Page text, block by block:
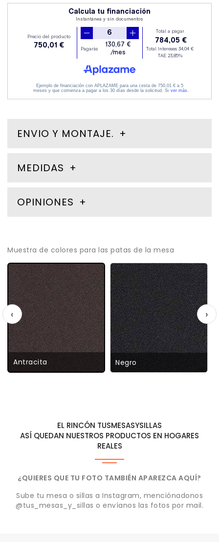
ENVIO Y MONTAJE.
MEDIDAS
OPINIONES
Muestra de colores para las patas de la mesa
Antracita Negro
‹ ›
EL RINCÓN TUSMESASYSILLAS
ASÍ QUEDAN NUESTROS PRODUCTOS EN HOGARES
REALES
¿QUIERES QUE TU FOTO TAMBIÉN APAREZCA AQUÍ?
Sube tu mesa o sillas a Instagram, menciónadonos
@tus_mesas_y_sillas o envíanos las fotos por mail.